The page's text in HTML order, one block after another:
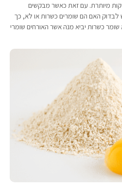
מיותרת. עם זאת כאשר מבקשים
לבדוק האם הם שומרים כשרות או לא, כך
כשרות יביא מנה אשר האורחים שומרי